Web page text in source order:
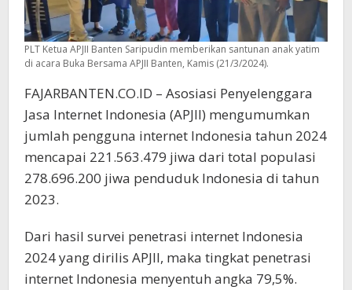
PLT Ketua APJII Banten Saripudin memberikan santunan anak yatim
di acara Buka Bersama APJII Banten, Kamis (21/3/2024).
FAJARBANTEN.CO.ID – Asosiasi Penyelenggara
Jasa Internet Indonesia (APJII) mengumumkan
jumlah pengguna internet Indonesia tahun 2024
mencapai 221.563.479 jiwa dari total populasi
278.696.200 jiwa penduduk Indonesia di tahun
2023.
Dari hasil survei penetrasi internet Indonesia
2024 yang dirilis APJII, maka tingkat penetrasi
internet Indonesia menyentuh angka 79,5%.